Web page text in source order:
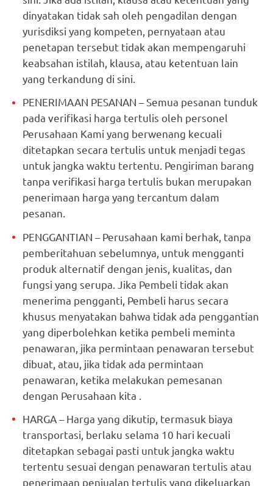
dinyatakan tidak sah oleh pengadilan dengan
yurisdiksi yang kompeten, pernyataan atau
penetapan tersebut tidak akan mempengaruhi
keabsahan istilah, klausa, atau ketentuan lain
yang terkandung di sini.
PENERIMAAN PESANAN – Semua pesanan tunduk
pada verifikasi harga tertulis oleh personel
Perusahaan Kami yang berwenang kecuali
ditetapkan secara tertulis untuk menjadi tegas
untuk jangka waktu tertentu. Pengiriman barang
tanpa verifikasi harga tertulis bukan merupakan
penerimaan harga yang tercantum dalam
pesanan.
PENGGANTIAN – Perusahaan kami berhak, tanpa
pemberitahuan sebelumnya, untuk mengganti
produk alternatif dengan jenis, kualitas, dan
fungsi yang serupa. Jika Pembeli tidak akan
menerima pengganti, Pembeli harus secara
khusus menyatakan bahwa tidak ada penggantian
yang diperbolehkan ketika pembeli meminta
penawaran, jika permintaan penawaran tersebut
dibuat, atau, jika tidak ada permintaan
penawaran, ketika melakukan pemesanan
dengan Perusahaan kita .
HARGA – Harga yang dikutip, termasuk biaya
transportasi, berlaku selama 10 hari kecuali
ditetapkan sebagai pasti untuk jangka waktu
tertentu sesuai dengan penawaran tertulis atau
penerimaan penjualan tertulis yang dikeluarkan